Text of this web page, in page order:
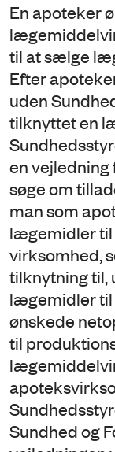
En apoteker
til at sælge
Efter
uden
tilknyttet en
en vejledning
søge om
man som
lægemidler til
virksomhed,
tilknytning til,
lægemidler til
ønskede
til
Sundhed og